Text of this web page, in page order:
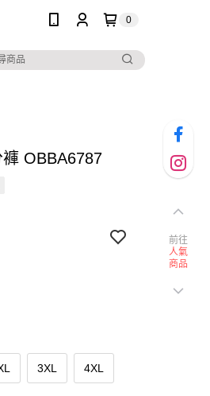
0
OBBA6787
3XL 4XL
前往
人氣
商品